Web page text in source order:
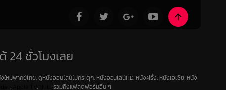
24 ชั่วโมงเลย
ม่พากย์ไทย, ดูหนังออนไลน์ไม่กระตุก, หนังออนไลน์HD, หนังฝรั่ง, หนังเอเชีย, หนัง
, , รวมถึงแฟลตฟอร์มอื่น ๆ